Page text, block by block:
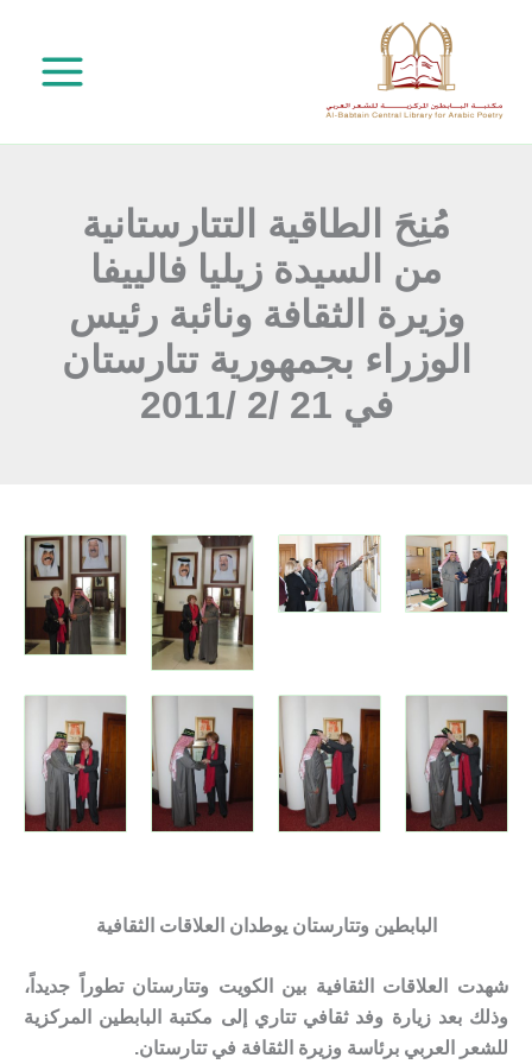
مُنِحَ الطاقية التتارستانية
من السيدة زيليا فالييفا
وزيرة الثقافة ونائبة رئيس
الوزراء بجمهورية تتارستان
في 21 /2 /2011
البابطين وتتارستان يوطدان العلاقات الثقافية
شهدت العلاقات الثقافية بين الكويت وتتارستان تطوراً جديداً،
وذلك بعد زيارة وفد ثقافي تتاري إلى مكتبة البابطين المركزية
للشعر العربي برئاسة وزيرة الثقافة في تتارستان.